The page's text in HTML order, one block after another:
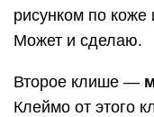
рисунком по коже
Может и сделаю.
Второе клише —
Клеймо от этого